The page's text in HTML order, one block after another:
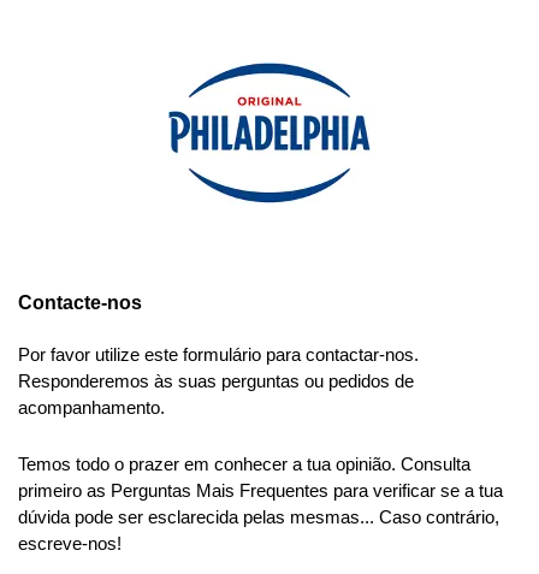
Contacte-nos
Por favor utilize este formulário para contactar-nos.
Responderemos às suas perguntas ou pedidos de
acompanhamento.
Temos todo o prazer em conhecer a tua opinião. Consulta
primeiro as Perguntas Mais Frequentes para verificar se a tua
dúvida pode ser esclarecida pelas mesmas... Caso contrário,
escreve-nos!